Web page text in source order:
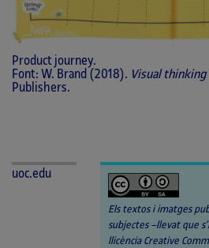
Product journey.
Font: W. Brand (2018). Visual thinking
Publishers.
uoc.edu
Els textos i imatges
subjectes –llevat que
llicència Creative